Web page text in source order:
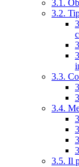
3.1.
3.2.
3.3.
3.4.
3.5. Il